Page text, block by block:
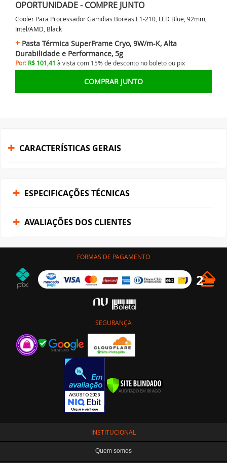
OPORTUNIDADE - COMPRE JUNTO
Cooler Para Processador Gamdias Boreas E1-210, LED Blue, 92mm,
Intel/AMD, Black
Pasta Térmica SuperFrame Cryo, 9W/m-K, Alta
Durabilidade e Performance, 5g
Por: R$ 101,41 à vista com 15% de desconto no boleto ou pix
COMPRAR JUNTO
CARACTERÍSTICAS GERAIS
ESPECIFICAÇÕES TÉCNICAS
AVALIAÇÕES DOS CLIENTES
FORMAS DE PAGAMENTO
SEGURANÇA
INSTITUCIONAL
Quem somos